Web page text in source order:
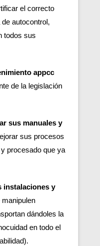
el correcto
autocontrol,
todos sus
appcc
de la legislación
sus manuales y
sus procesos
procesado que ya
instalaciones y
manipulen
dándoles la
en todo el